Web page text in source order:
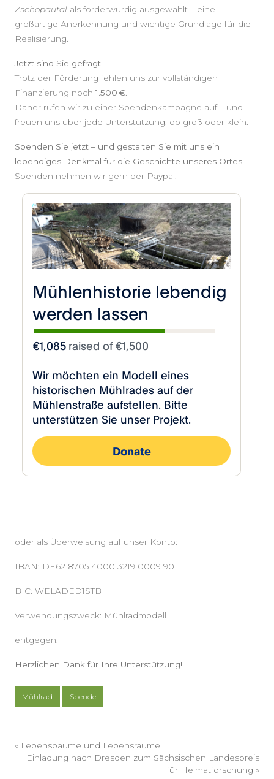
Zschopautal als förderwürdig ausgewählt – eine
großartige Anerkennung und wichtige Grundlage für die
Realisierung.
Jetzt sind Sie gefragt:
Trotz der Förderung fehlen uns zur vollständigen
Finanzierung noch1.500 €
Daher rufen wir zu einer Spendenkampagne auf – und
freuen uns über jede Unterstützung, ob groß oder klein.
Spenden Sie jetzt – und gestalten Sie mit uns ein
lebendiges Denkmal für die Geschichte unseres Ortes.
Spenden nehmen wir gern per Paypal:
oder als Überweisung auf unser Konto:
IBAN: DE62 8705 4000 3219 0009 90
BIC: WELADED1STB
Verwendungszweck: Mühlradmodell
entgegen.
Herzlichen Dank für Ihre Unterstützung!
Mühlrad Spende
« Lebensbäume und Lebensräume
Einladung nach Dresden zum Sächsischen Landespreis
für Heimatforschung »